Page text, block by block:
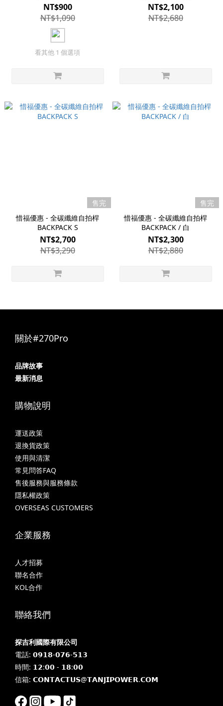
NT$900
NT$1,090
看其他 1 個選項
NT$2,100
NT$2,680
售完
惜福優惠 - 全碳纖維自拍桿
BACKPACK S
NT$2,700
NT$3,290
售完
惜福優惠 - 全碳纖維自拍桿
BACKPACK / 白
NT$2,300
NT$2,880
關於#270Pro
品牌故事
最新消息
購物說明
運送政策
退換貨政策
使用與清潔
常見問答FAQ
售後服務與服務條款
隱私權政策
OVERSEAS CUSTOMERS
企業服務
人才招募
聯名合作
KOL合作
聯絡我們
探吉利國際有限公司
電話: 𝟬𝟵𝟭𝟴-𝟬𝟳𝟲-𝟱𝟭𝟯
時間: 𝟭𝟮:𝟬𝟬 - 𝟭𝟴:𝟬𝟬
信箱: 𝗖𝗢𝗡𝗧𝗔𝗖𝗧𝗨𝗦@𝗧𝗔𝗡𝗝𝗜𝗣𝗢𝗪𝗘𝗥.𝗖𝗢𝗠